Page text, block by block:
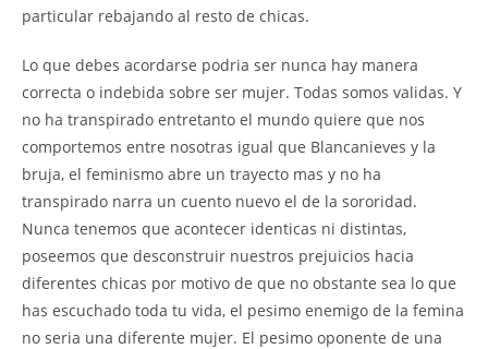
particular rebajando al resto de chicas.
Lo que debes acordarse podria ser nunca hay manera
correcta o indebida sobre ser mujer. Todas somos validas. Y
no ha transpirado entretanto el mundo quiere que nos
comportemos entre nosotras igual que Blancanieves y la
bruja, el feminismo abre un trayecto mas y no ha
transpirado narra un cuento nuevo el de la sororidad.
Nunca tenemos que acontecer identicas ni distintas,
poseemos que desconstruir nuestros prejuicios hacia
diferentes chicas por motivo de que no obstante sea lo que
has escuchado toda tu vida, el pesimo enemigo de la femina
no seria una diferente mujer. El pesimo oponente de una